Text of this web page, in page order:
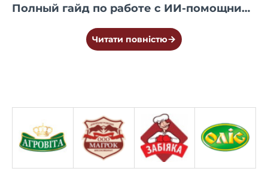
пикантных с сыром или специями.
- Полукопченые колбасы: баланс варки и
копчения (Краковская, Дрогобычская и др.).
- Мясные деликатесы: буженина, балык,
ветчина, копчености.
- HoReCa колбаса: специализированные
форматы для профессионального
использования.
Полный гайд по работе с ИИ-помощником kolbasa.in.ua